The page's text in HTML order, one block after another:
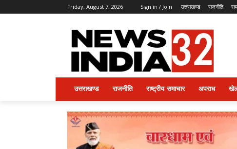
Friday, August 7, 2026 Sign in / Join उत्तराखण्ड राजनीति
उत्तराखण्ड राजनीति राष्ट्रीय समाचार अपराध